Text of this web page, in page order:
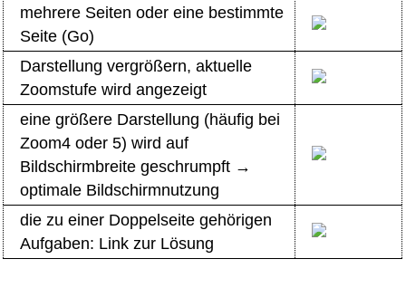
mehrere Seiten oder eine bestimmte
Seite (Go)
Darstellung vergrößern, aktuelle
Zoomstufe wird angezeigt
eine größere Darstellung (häufig bei
Zoom4 oder 5) wird auf
Bildschirmbreite geschrumpft →
optimale Bildschirmnutzung
die zu einer Doppelseite gehörigen
Aufgaben: Link zur Lösung